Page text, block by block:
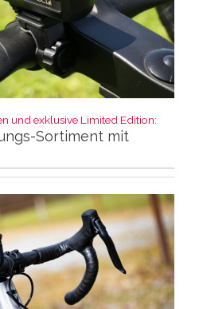
und exklusive Limited Edition:
Sortiment mit